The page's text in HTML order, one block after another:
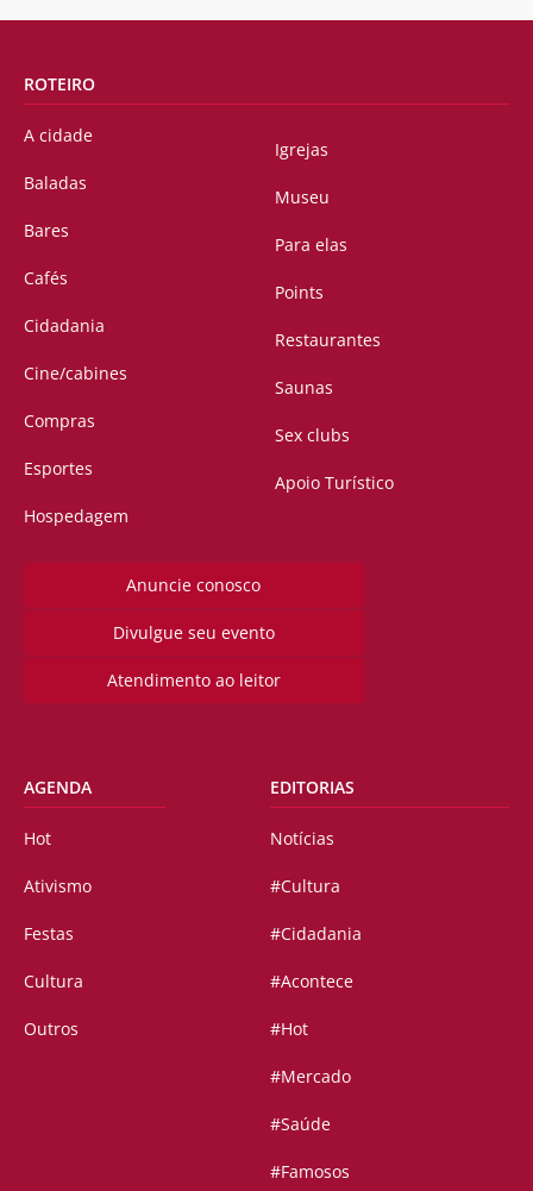
ROTEIRO
A cidade
Baladas
Bares
Cafés
Cidadania
Cine/cabines
Compras
Esportes
Hospedagem
Igrejas
Museu
Para elas
Points
Restaurantes
Saunas
Sex clubs
Apoio Turístico
Anuncie conosco
Divulgue seu evento
Atendimento ao leitor
AGENDA
Hot
Ativismo
Festas
Cultura
Outros
EDITORIAS
Notícias
#Cultura
#Cidadania
#Acontece
#Hot
#Mercado
#Saúde
#Famosos